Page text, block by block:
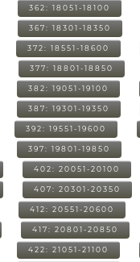
362: 18051-18100
367: 18301-18350
372: 18551-18600
377: 18801-18850
382: 19051-19100
387: 19301-19350
392: 19551-19600
397: 19801-19850
402: 20051-20100
407: 20301-20350
412: 20551-20600
417: 20801-20850
422: 21051-21100